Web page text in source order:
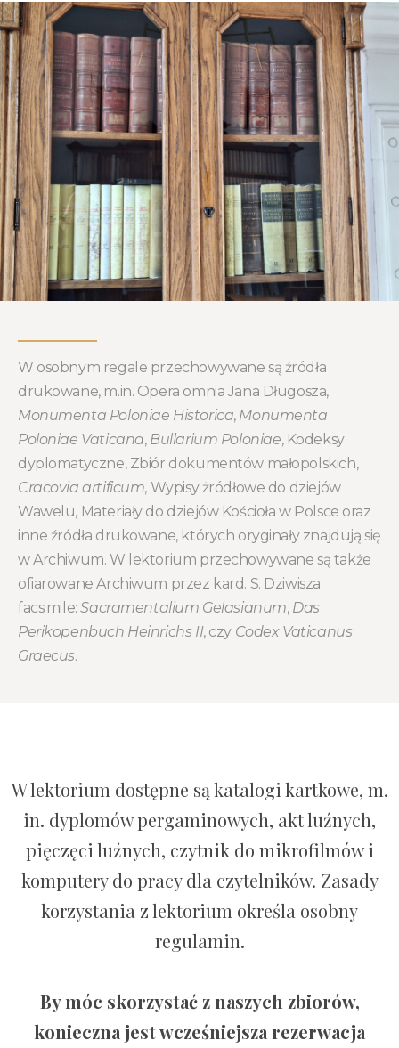
W osobnym regale przechowywane są źródła
drukowane, m.in. Opera omnia Jana Długosza,
Monumenta Poloniae Historica, Monumenta
Poloniae Vaticana, Bullarium Poloniae, Kodeksy
dyplomatyczne, Zbiór dokumentów małopolskich,
Cracovia artificum, Wypisy żródłowe do dziejów
Wawelu, Materiały do dziejów Kościoła w Polsce oraz
inne źródła drukowane, których oryginały znajdują się
w Archiwum. W lektorium przechowywane są także
ofiarowane Archiwum przez kard. S. Dziwisza
facsimile:Sacramentalium Gelasianum, Das
Perikopenbuch Heinrichs II, czy Codex Vaticanus
Graecus.
W lektorium dostępne są katalogi kartkowe, m.
in. dyplomów pergaminowych, akt luźnych,
pięczęci luźnych, czytnik do mikrofilmów i
komputery do pracy dla czytelników. Zasady
korzystania z lektorium określa osobny
regulamin.
By móc skorzystać z naszych zbiorów,
konieczna jest wcześniejsza rezerwacja